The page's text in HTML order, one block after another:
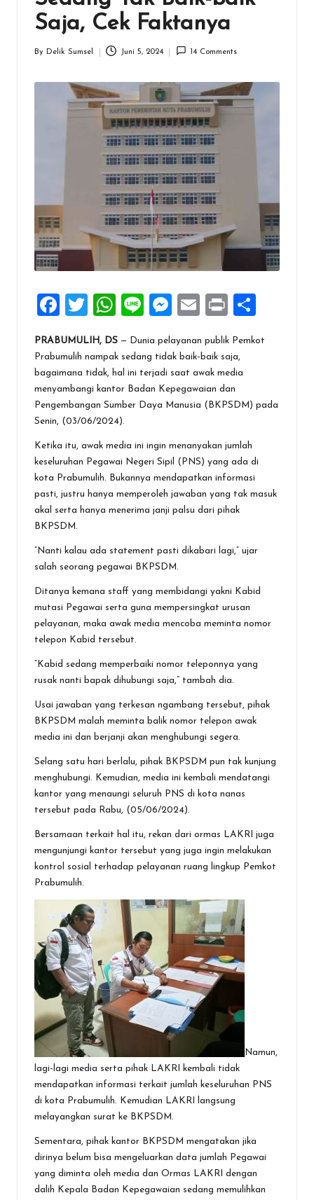
Saja, Cek Faktanya
By Delik Sumsel Juni 5, 2024 14 Comments
F
ce
b
o
o
k
T
tt
er
W
at
s
A
p
p
Li
e
M
se
n
g
E
ai
l
Pr
t
ar
PRABUMULIH, DS — Dunia pelayanan publik Pemkot
Prabumulih nampak sedang tidak baik-baik saja,
bagaimana tidak, hal ini terjadi saat awak media
menyambangi kantor Badan Kepegawaian dan
Pengembangan Sumber Daya Manusia (BKPSDM) pada
Senin, (03/06/2024).
Ketika itu, awak media ini ingin menanyakan jumlah
keseluruhan Pegawai Negeri Sipil (PNS) yang ada di
kota Prabumulih. Bukannya mendapatkan informasi
pasti, justru hanya memperoleh jawaban yang tak masuk
akal serta hanya menerima janji palsu dari pihak
BKPSDM.
“Nanti kalau ada statement pasti dikabari lagi,” ujar
salah seorang pegawai BKPSDM.
Ditanya kemana staff yang membidangi yakni Kabid
mutasi Pegawai serta guna mempersingkat urusan
pelayanan, maka awak media mencoba meminta nomor
telepon Kabid tersebut.
“Kabid sedang memperbaiki nomor teleponnya yang
rusak nanti bapak dihubungi saja,” tambah dia.
Usai jawaban yang terkesan ngambang tersebut, pihak
BKPSDM malah meminta balik nomor telepon awak
media ini dan berjanji akan menghubungi segera.
Selang satu hari berlalu, pihak BKPSDM pun tak kunjung
menghubungi. Kemudian, media ini kembali mendatangi
kantor yang menaungi seluruh PNS di kota nanas
tersebut pada Rabu, (05/06/2024).
Bersamaan terkait hal itu, rekan dari ormas LAKRI juga
mengunjungi kantor tersebut yang juga ingin melakukan
kontrol sosial terhadap pelayanan ruang lingkup Pemkot
Prabumulih.
Namun,
lagi-lagi media serta pihak LAKRI kembali tidak
mendapatkan informasi terkait jumlah keseluruhan PNS
di kota Prabumulih. Kemudian LAKRI langsung
melayangkan surat ke BKPSDM.
Sementara, pihak kantor BKPSDM mengatakan jika
dirinya belum bisa mengeluarkan data jumlah Pegawai
yang diminta oleh media dan Ormas LAKRI dengan
dalih Kepala Badan Kepegawaian sedang memulihkan